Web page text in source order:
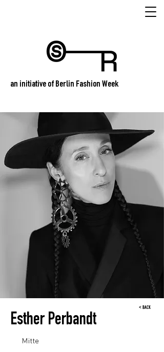
an initiative of Berlin Fashion Week
< BACK
Esther Perbandt
Mitte